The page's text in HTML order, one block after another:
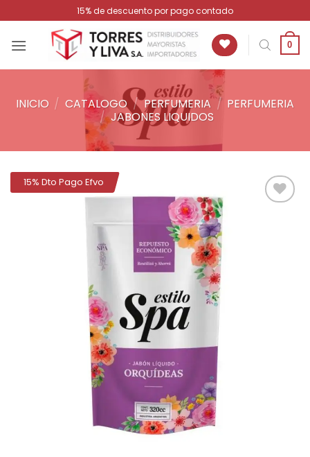
al
contenido
15% de descuento por pago contado
0
INICIO / CATALOGO / PERFUMERIA / PERFUMERIA
/ JABONES LIQUIDOS
15% Dto Pago Efvo